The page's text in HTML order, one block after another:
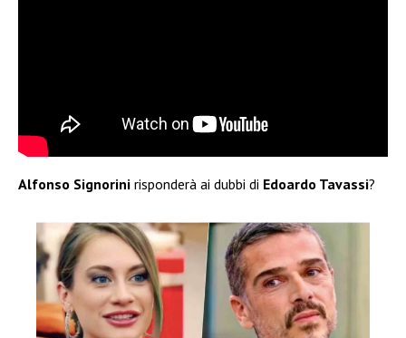
Alfonso Signorini risponderà ai dubbi di Edoardo Tavassi?